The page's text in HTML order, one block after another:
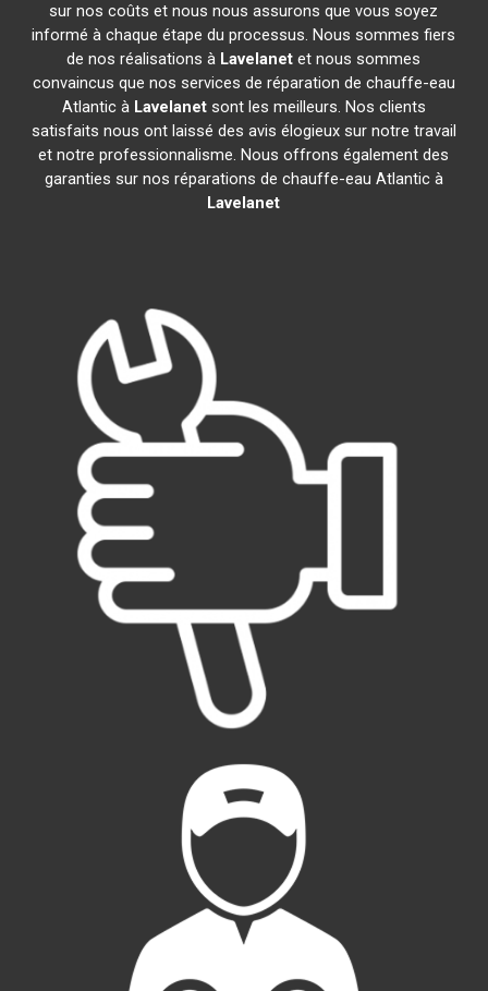
sur nos coûts et nous nous assurons que vous soyez
informé à chaque étape du processus. Nous sommes fiers
de nos réalisations à Lavelanet et nous sommes
convaincus que nos services de réparation de chauffe-eau
Atlantic à Lavelanetsont les meilleurs. Nos clients
satisfaits nous ont laissé des avis élogieux sur notre travail
et notre professionnalisme. Nous offrons également des
garanties sur nos réparations de chauffe-eau Atlantic à
Lavelanet